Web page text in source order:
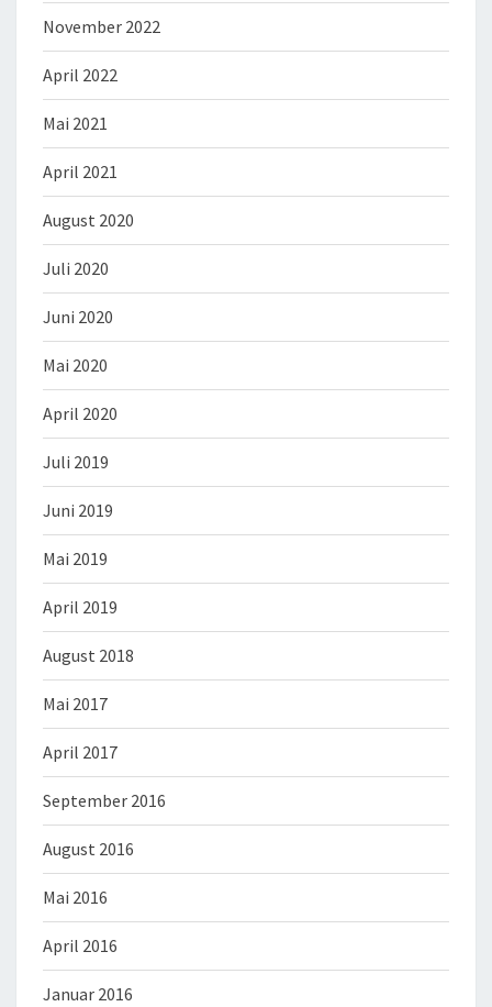
November 2022
April 2022
Mai 2021
April 2021
August 2020
Juli 2020
Juni 2020
Mai 2020
April 2020
Juli 2019
Juni 2019
Mai 2019
April 2019
August 2018
Mai 2017
April 2017
September 2016
August 2016
Mai 2016
April 2016
Januar 2016